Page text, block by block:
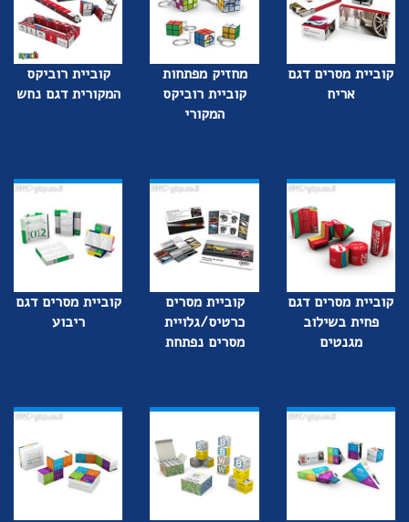
קוביית מסרים דגם
אריח
מחזיק מפתחות
קוביית רוביקס
המקורי
קוביית רוביקס
המקורית דגם נחש
קוביית מסרים דגם
פחית בשילוב
מגנטים
קוביית מסרים
כרטיס/גלויית
מסרים נפתחת
קוביית מסרים דגם
ריבוע